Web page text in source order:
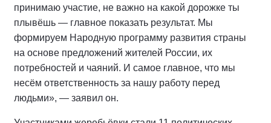
принимаю участие, не важно на какой дорожке ты
плывёшь — главное показать результат. Мы
формируем Народную программу развития страны
на основе предложений жителей России, их
потребностей и чаяний. И самое главное, что мы
несём ответственность за нашу работу перед
людьми», — заявил он.